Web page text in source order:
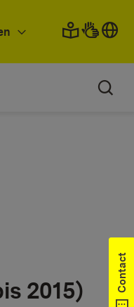
Contact
2015)